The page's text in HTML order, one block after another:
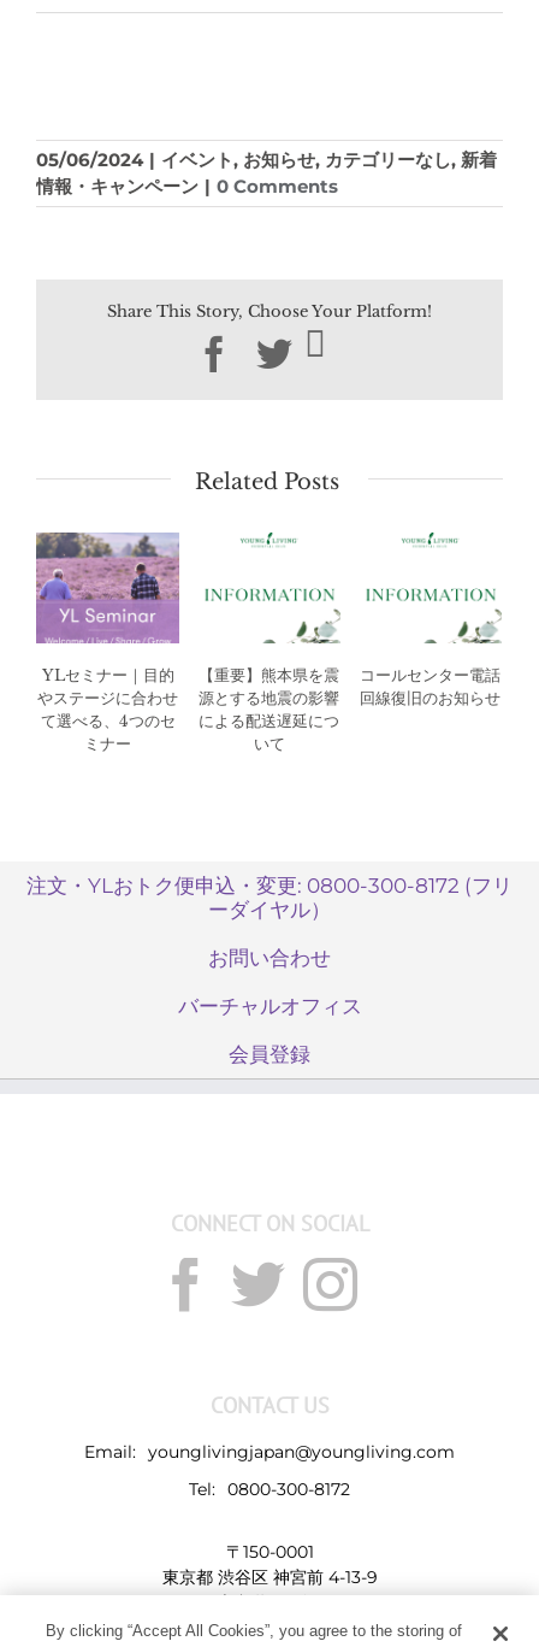
05/06/2024 | イベント, お知らせ, カテゴリーなし, 新着
情報・キャンペーン | 0 Comments
Share This Story, Choose Your Platform!
Facebook
Twitter
Related Posts
YLセミナー｜目的
やステージに合わせ
て選べる、4つのセ
ミナー
【重要】熊本県を震
源とする地震の影響
による配送遅延につ
いて
コールセンター電話
回線復旧のお知らせ
注文・YLおトク便申込・変更: 0800-300-8172 (フリ
ーダイヤル）
お問い合わせ
バーチャルオフィス
会員登録
CONNECT ON SOCIAL
CONTACT US
Email: younglivingjapan@youngliving.com
Tel: 0800-300-8172
〒150-0001
東京都 渋谷区 神宮前 4-13-9
By clicking “Accept All Cookies”, you agree to the storing of